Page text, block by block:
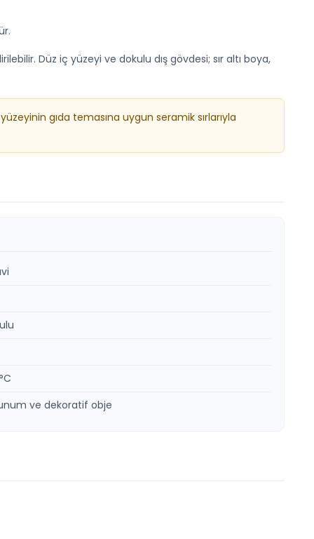
Düz iç yüzeyi ve dokulu dış gövdesi; sır altı boya,
gıda temasına uygun seramik sırlarıyla
ve dekoratif obje